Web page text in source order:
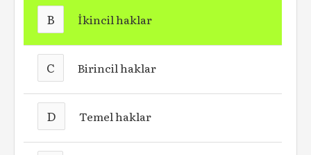
B İkincil haklar
C Birincil haklar
D Temel haklar